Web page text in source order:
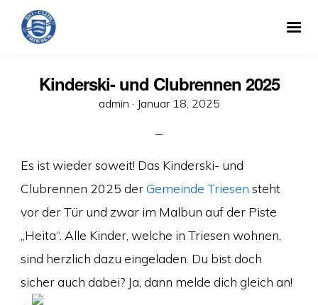
Kinderski- und Clubrennen 2025
admin · Veröffentlicht
Januar 18, 2025
Es ist wieder soweit! Das Kinderski- und
Clubrennen 2025 derGemeinde Triesen steht
vor der Tür und zwar im Malbun auf der Piste
„Heita“. Alle Kinder, welche in Triesen wohnen,
sind herzlich dazu eingeladen. Du bist doch
sicher auch dabei? Ja, dann melde dich gleich an!